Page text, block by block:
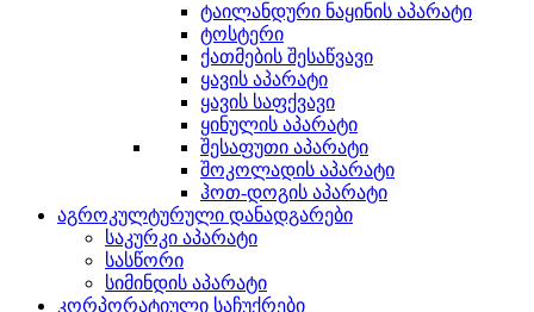
ტაილანდური ნაყინის აპარატი
ტოსტერი
ქათმების შესაწვავი
ყავის აპარატი
ყავის საფქვავი
ყინულის აპარატი
შესაფუთი აპარატი
შოკოლადის აპარატი
ჰოთ-დოგის აპარატი
აგროკულტურული დანადგარები
საკურკი აპარატი
სასწორი
სიმინდის აპარატი
კორპორატიული საჩუქრები